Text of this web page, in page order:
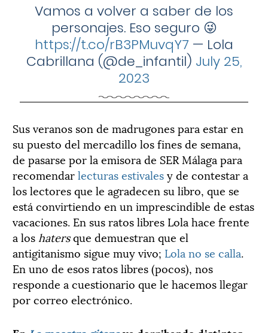
Vamos a volver a saber de los
personajes. Eso seguro 😜
https://t.co/rB3PMuvqY7 — Lola
Cabrillana (@de_infantil) July 25,
2023
Sus veranos son de madrugones para estar en
su puesto del mercadillo los fines de semana,
de pasarse por la emisora de SER Málaga para
recomendarlecturas estivalesy de contestar a
los lectores que le agradecen su libro, que se
está convirtiendo en un imprescindible de estas
vacaciones. En sus ratos libres Lola hace frente
a los hatersque demuestran que el
antigitanismo sigue muy vivo; Lola no se calla.
En uno de esos ratos libres (pocos), nos
responde a cuestionario que le hacemos llegar
por correo electrónico.